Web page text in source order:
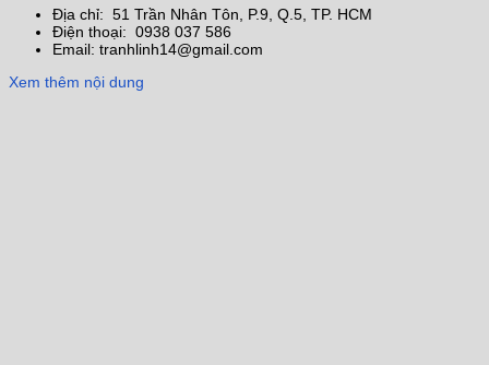
Địa chỉ: 51 Trần Nhân Tôn, P.9, Q.5, TP. HCM
Điện thoại: 0938 037 586
Email: tranhlinh14@gmail.com
Xem thêm nội dung